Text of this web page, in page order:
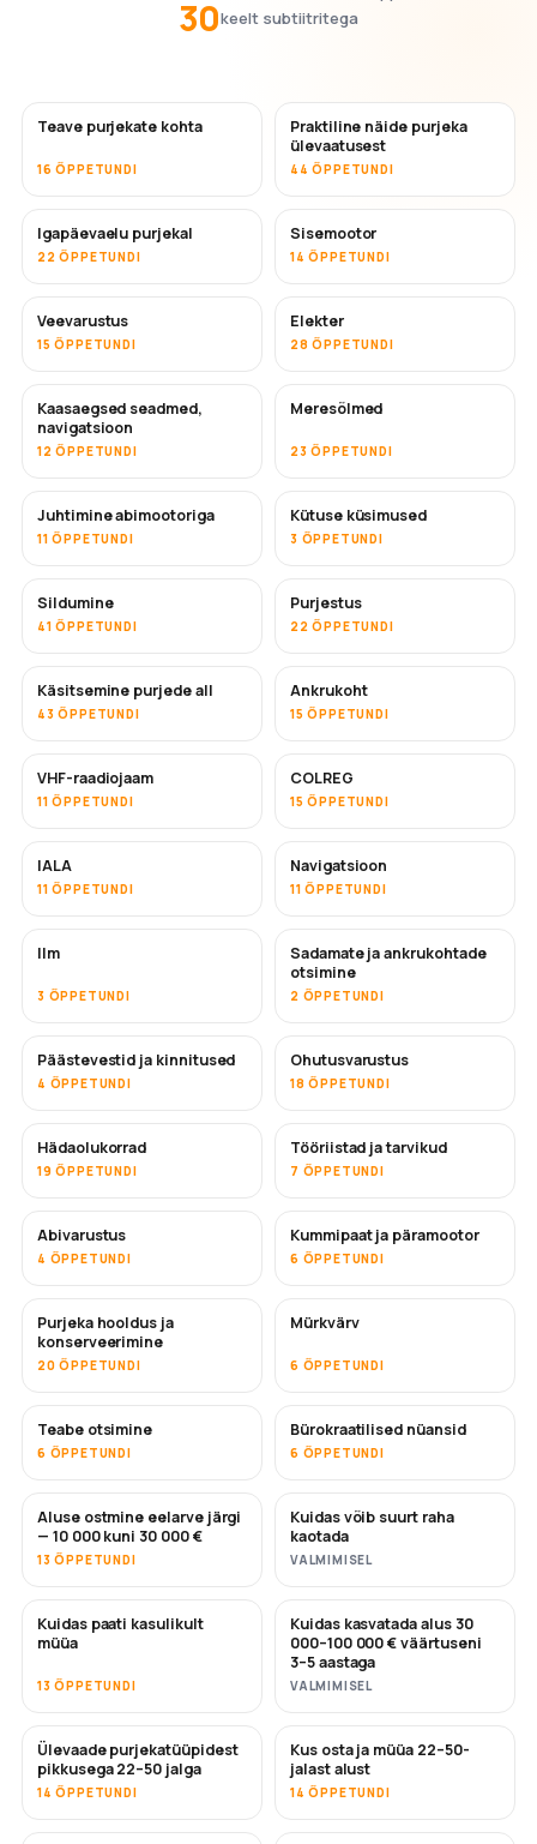
30keelt subtiitritega
Teave purjekate kohta
16 ÕPPETUNDI
Praktiline näide purjeka
ülevaatusest
44 ÕPPETUNDI
Igapäevaelu purjekal
22 ÕPPETUNDI
Sisemootor
14 ÕPPETUNDI
Veevarustus
15 ÕPPETUNDI
Elekter
28 ÕPPETUNDI
Kaasaegsed seadmed,
navigatsioon
12 ÕPPETUNDI
Meresõlmed
23 ÕPPETUNDI
Juhtimine abimootoriga
11 ÕPPETUNDI
Kütuse küsimused
3 ÕPPETUNDI
Sildumine
41 ÕPPETUNDI
Purjestus
22 ÕPPETUNDI
Käsitsemine purjede all
43 ÕPPETUNDI
Ankrukoht
15 ÕPPETUNDI
VHF-raadiojaam
11 ÕPPETUNDI
COLREG
15 ÕPPETUNDI
IALA
11 ÕPPETUNDI
Navigatsioon
11 ÕPPETUNDI
Ilm
3 ÕPPETUNDI
Sadamate ja ankrukohtade
otsimine
2 ÕPPETUNDI
Päästevestid ja kinnitused
4 ÕPPETUNDI
Ohutusvarustus
18 ÕPPETUNDI
Hädaolukorrad
19 ÕPPETUNDI
Tööriistad ja tarvikud
7 ÕPPETUNDI
Abivarustus
4 ÕPPETUNDI
Kummipaat ja päramootor
6 ÕPPETUNDI
Purjeka hooldus ja
konserveerimine
20 ÕPPETUNDI
TULEMAS
Mürkvärv
6 ÕPPETUNDI
Teabe otsimine
6 ÕPPETUNDI
Bürokraatilised nüansid
6 ÕPPETUNDI
TULEMAS
Aluse ostmine eelarve järgi
— 10 000 kuni 30 000 €
13 ÕPPETUNDI
TULEMAS
Kuidas võib suurt raha
kaotada
VALMIMISEL
UUS
Kuidas paati kasulikult
müüa
13 ÕPPETUNDI
UUS
Kuidas kasvatada alus 30
000–100 000 € väärtuseni
3–5 aastaga
VALMIMISEL
TULEMAS
Ülevaade purjekatüüpidest
pikkusega 22–50 jalga
14 ÕPPETUNDI
TULEMAS
Kus osta ja müüa 22–50-
jalast alust
14 ÕPPETUNDI